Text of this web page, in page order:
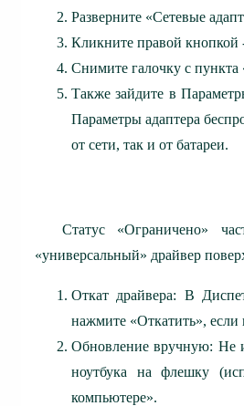
Разверните «Сетевые
Кликните правой кнопкой
Снимите галочку с пункта
Также зайдите в
Параметры адаптера
от сети, так и от батареи.
Статус «Ограничено»
«универсальный» драйвер
Откат драйвера: В
нажмите «Откатить», если
Обновление вручную: Не
ноутбука на флешку
компьютере».